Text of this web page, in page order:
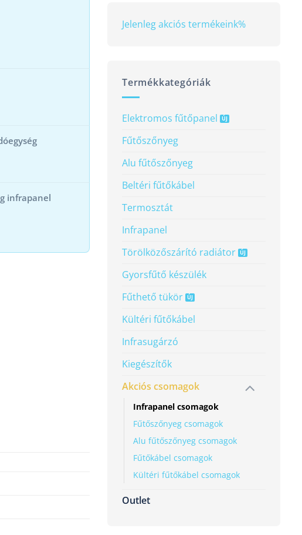
infrapanel
BVF 24-FP termosztát mennyiség
Jelenleg akciós termékeink%
Termékkategóriák
Elektromos fűtőpanel
Fűtőszőnyeg
Alu fűtőszőnyeg
Beltéri fűtőkábel
Termosztát
Infrapanel
Törölköző­szárító radiátor
Gyorsfűtő készülék
Fűthető tükör
Kültéri fűtőkábel
Infrasugárzó
Kiegészítők
Akciós csomagok
Infrapanel csomagok
Fűtőszőnyeg csomagok
Alu fűtőszőnyeg csomagok
Fűtőkábel csomagok
Kültéri fűtőkábel csomagok
Outlet